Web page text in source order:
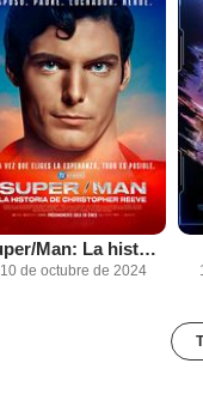
Super/Man: La historia de Christopher Reeve
10 de octubre de 2024